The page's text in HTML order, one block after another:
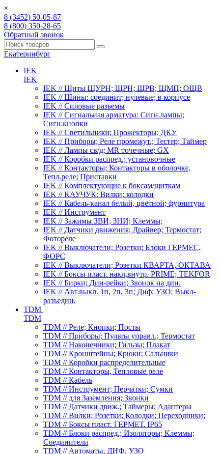
×
8 (3452) 50-05-87
8 (800) 350-28-65
Обратный звонок
Екатеринбург
IEK
IEK
IEK // Щиты ЩУРН; ЩРН; ЩРВ; ЩМП; ОЩВ
IEK // Шины: соединит; нулевые; в корпусе
IEK // Силовые разъемы
IEK // Сигнальная арматура: Сигн.лампы;
Сигн.кнопки
IEK // Светильники; Прожекторы; ДКУ
IEK // Приборы; Реле промежут.; Тестер; Таймер
IEK // Лампы св/д; MR точечные; GX
IEK // Коробки распред.; установочные
IEK // Контакторы; Контакторы в оболочке,
Тепл.реле; Приставки
IEK // Комплектующие к боксам/щиткам
IEK // КАУЧУК: Вилки; колодки
IEK // Кабель-канал белый, цветной; фурнитура
IEK // Инструмент
IEK // Зажимы ЗВИ, ЗНИ; Клеммы;
IEK // Датчики движения; Драйвер; Термостат;
Фотореле
IEK // Выключатели; Розетки; Блоки ГЕРМЕС,
ФОРС
IEK // Выключатели; Розетки КВАРТА, ОКТАВА
IEK // Боксы пласт. накл,внутр. PRIME; TEKFOR
IEK // Бирки; Дин-рейки; Звонок на дин.
IEK // Авт.выкл. 1п, 2п, 3п; Диф; УЗО; Выкл-
разъедин.
TDM
TDM
TDM // Реле; Кнопки; Посты
TDM // Приборы; Пульты управл.; Термостат
TDM // Наконечники; Гильзы; Плакат
TDM // Кронштейны; Крюки; Сальники
TDM // Коробки распределительные
TDM // Контакторы, Тепловые реле
TDM // Кабель
TDM // Инструмент; Перчатки; Сумки
TDM // для Заземления; Звонки
TDM // Датчики движ.; Таймеры; Адаптеры
TDM // Вилки; Розетки; Колодки; Переходники;
TDM // Боксы пласт. ГЕРМЕТ. IP65
TDM // Блоки распред.; Изоляторы; Клеммы;
Соединители
TDM // Автоматы, ДИФ, УЗО